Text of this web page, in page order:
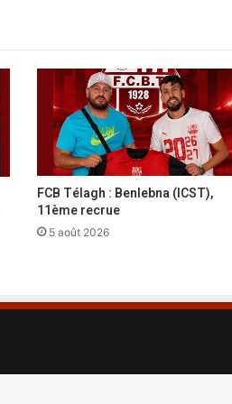
FCB Télagh : Benlebna (ICST),
11ème recrue
5 août 2026